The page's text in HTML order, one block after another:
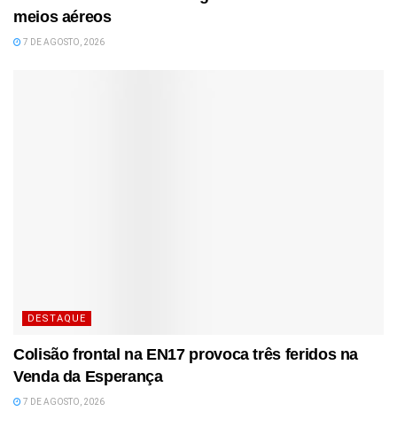
meios aéreos
7 DE AGOSTO, 2026
DESTAQUE
Colisão frontal na EN17 provoca três feridos na
Venda da Esperança
7 DE AGOSTO, 2026